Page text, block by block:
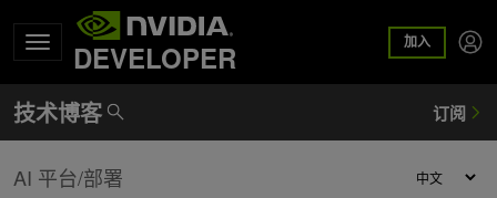
DEVELOPER 加入
AI 平台/部署